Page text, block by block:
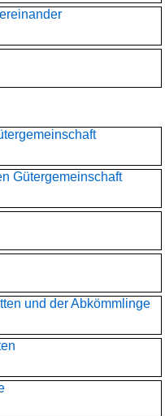
Gütergemeinschaft
und der Abkömmlinge